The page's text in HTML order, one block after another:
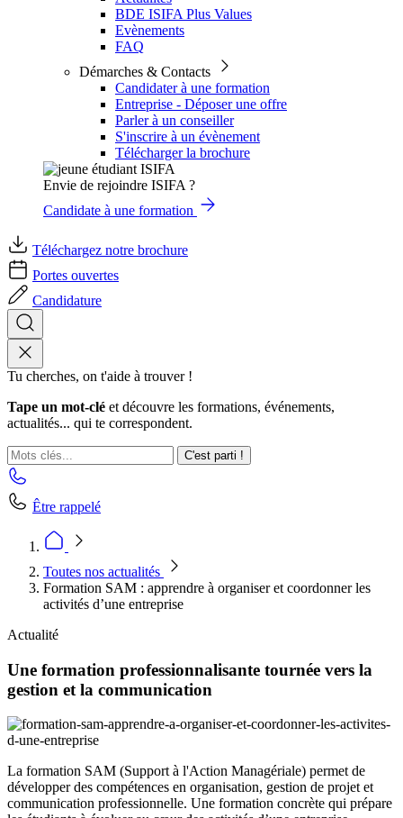
BDE ISIFA Plus Values
Evènements
FAQ
Démarches & Contacts
Candidater à une formation
Entreprise - Déposer une offre
Parler à un conseiller
S'inscrire à un évènement
Télécharger la brochure
Envie de rejoindre ISIFA ?
Candidate à une formation
Téléchargez notre brochure
Portes ouvertes
Candidature
Tu cherches, on t'aide à trouver !
Tape un mot-clé et découvre les formations, événements,
actualités... qui te correspondent.
C'est parti !
Être rappelé
Toutes nos actualités
Formation SAM : apprendre à organiser et coordonner les
activités d’une entreprise
Actualité
Une formation professionnalisante tournée vers la
gestion et la communication
La formation SAM (Support à l'Action Managériale) permet de
développer des compétences en organisation, gestion de projet et
communication professionnelle. Une formation concrète qui prépare